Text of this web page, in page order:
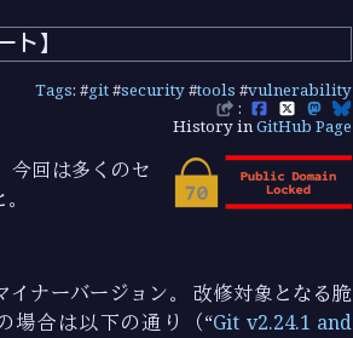
】
Tags: #git#security#tools #vulnerability
:
History inGitHub Page
今回は多くのセ
ナーバージョン。 改修対象となる脆
場合は以下の通り（ Git v2.24.1 and